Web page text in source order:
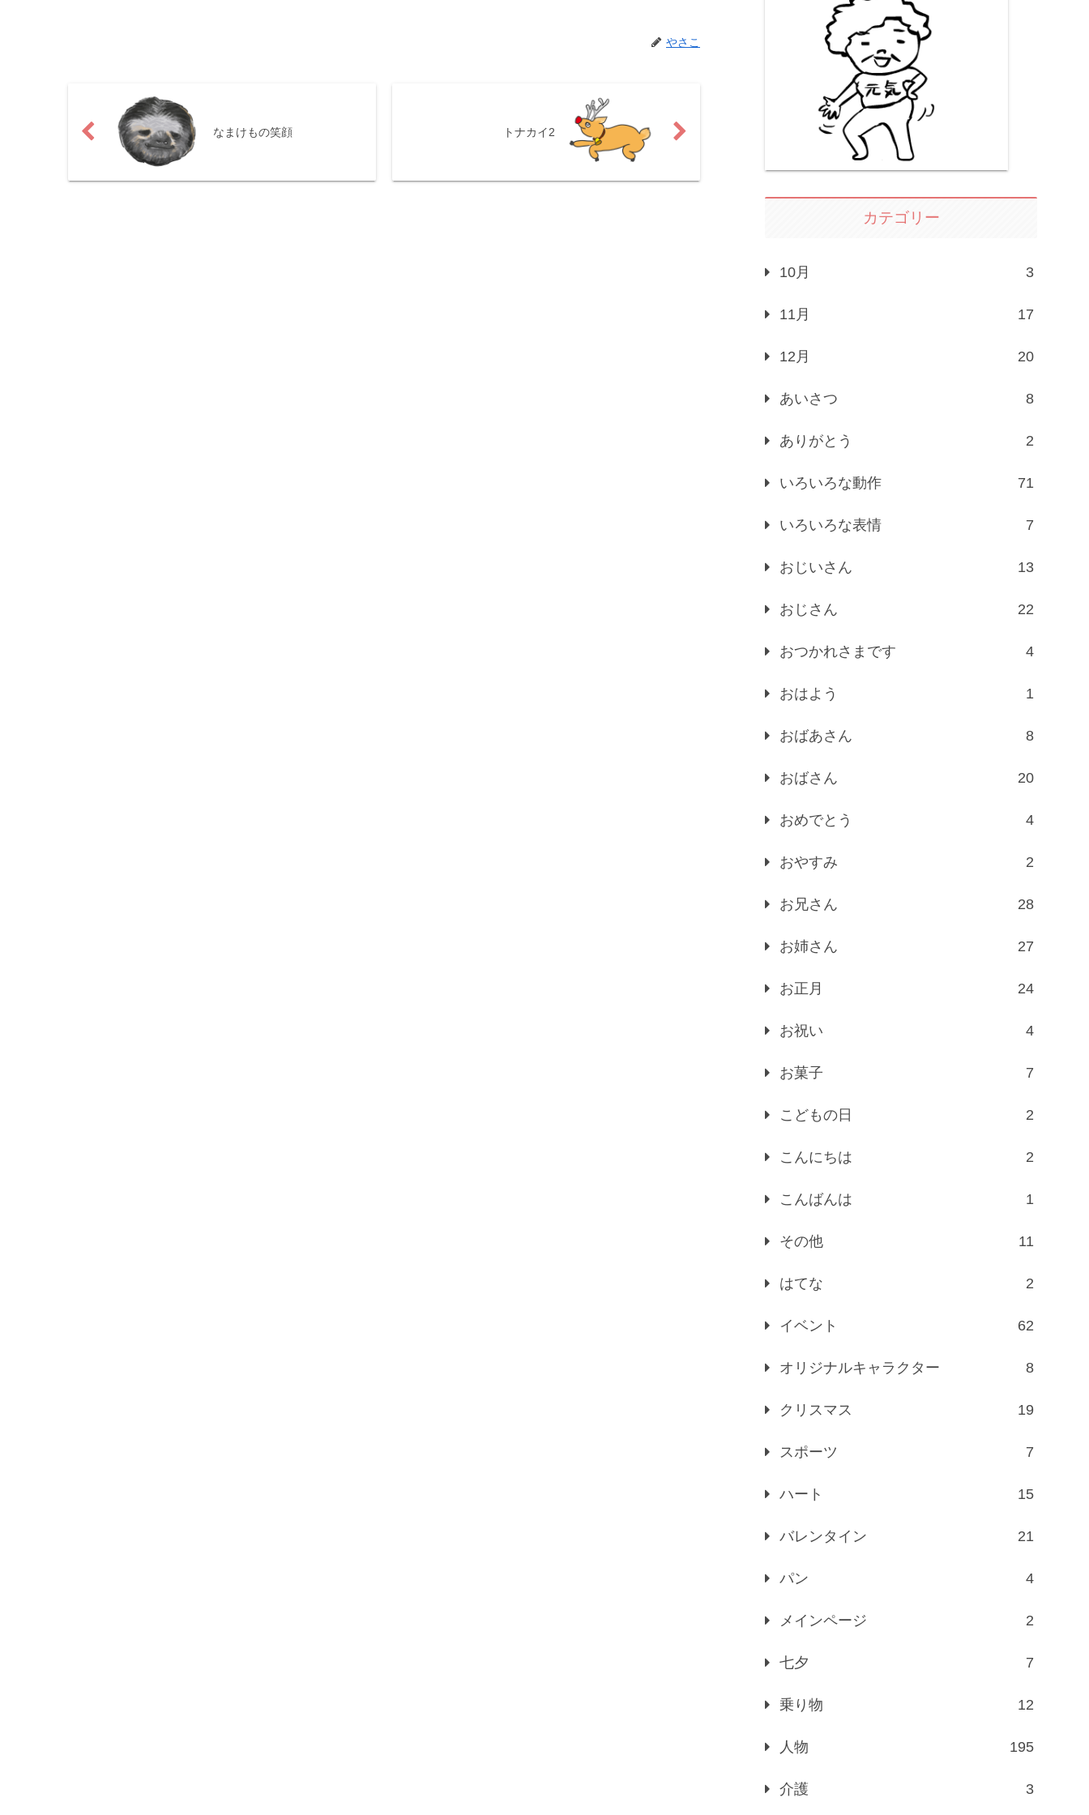
やさこ
なまけもの笑顔 トナカイ2
カテゴリー
10月 3
11月 17
12月 20
あいさつ 8
ありがとう 2
いろいろな動作 71
いろいろな表情 7
おじいさん 13
おじさん 22
おつかれさまです 4
おはよう 1
おばあさん 8
おばさん 20
おめでとう 4
おやすみ 2
お兄さん 28
お姉さん 27
お正月 24
お祝い 4
お菓子 7
こどもの日 2
こんにちは 2
こんばんは 1
その他 11
はてな 2
イベント 62
オリジナルキャラクター 8
クリスマス 19
スポーツ 7
ハート 15
バレンタイン 21
パン 4
メインページ 2
七夕 7
乗り物 12
人物 195
介護 3